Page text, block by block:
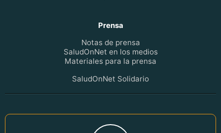
Prensa
Notas de prensa
SaludOnNet en los medios
Materiales para la prensa
SaludOnNet Solidario